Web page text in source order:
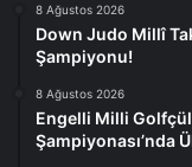
8 Ağustos 2026
Down Judo Millî
Şampiyonu!
8 Ağustos 2026
Engelli Milli
Şampiyonası’nda